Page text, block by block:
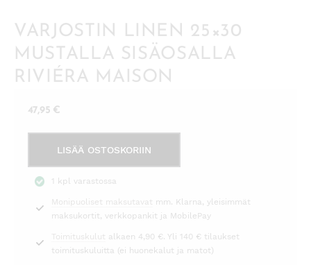
VARJOSTIN LINEN 25×30
MUSTALLA SISÄOSALLA
RIVIÉRA MAISON
47,95 €
mustalla
sisäosalla
Riviéra
Maison
määrä
LISÄÄ OSTOSKORIIN
1 kpl varastossa
Monipuoliset maksutavat mm. Klarna, yleisimmät
maksukortit, verkkopankit ja MobilePay
Toimituskulut alkaen 4,90 €. Yli 140 € tilaukset
toimituskuluitta (ei huonekalut ja matot)